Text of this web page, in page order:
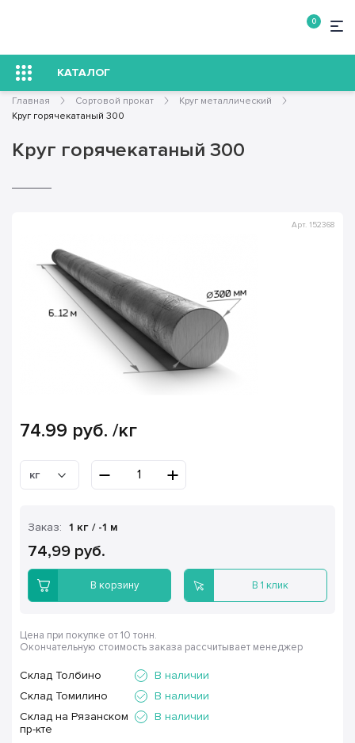
0
КАТАЛОГ
Главная Сортовой прокат
Круг металлический
Круг горячекатаный 300
Круг горячекатаный 300
Арт. 152368
74.99 руб. /кг
кг
Заказ: 1 кг / -1 м
74,99 руб.
В корзину В 1 клик
Цена при покупке от 10 тонн.
Окончательную стоимость заказа рассчитывает менеджер
Склад Толбино
В наличии
Склад Томилино
В наличии
Склад на Рязанском
пр-кте
В наличии